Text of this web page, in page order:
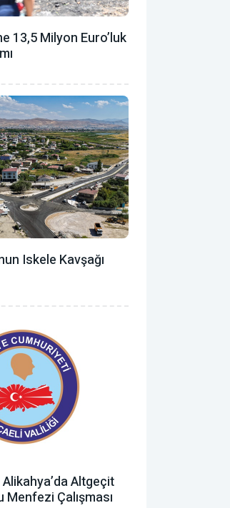
13,5 Milyon Euro’luk
Iskele Kavşağı
Altgeçit
Çalışması